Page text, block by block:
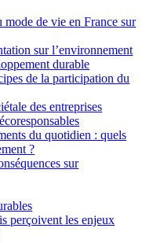
mode de vie en France sur
sur l’environnement
durable
de la participation du
des entreprises
du quotidien : quels
?
sur
perçoivent les enjeux